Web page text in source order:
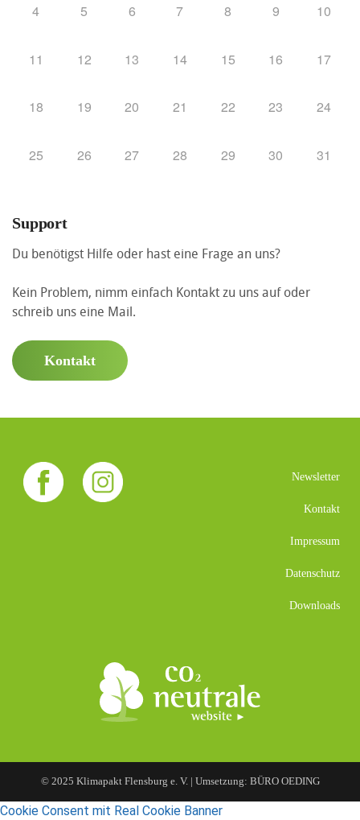
4 5 6 7 8 9 10
11 12 13 14 15 16 17
18 19 20 21 22 23 24
25 26 27 28 29 30 31
Support
Du benötigst Hilfe oder hast eine Frage an uns?
Kein Problem, nimm einfach Kontakt zu uns auf oder
schreib uns eine Mail.
Kontakt
Newsletter
Kontakt
Impressum
Datenschutz
Downloads
© 2025 Klimapakt Flensburg e. V. | Umsetzung: BÜRO OEDING
Cookie Consent mit Real Cookie Banner